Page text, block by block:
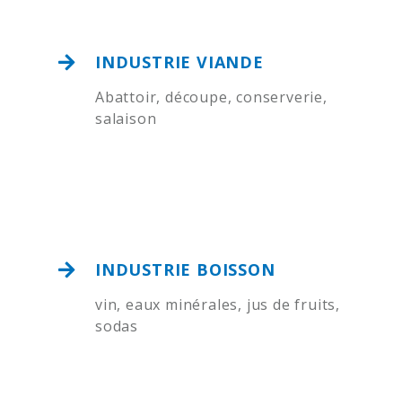
INDUSTRIE VIANDE
Abattoir, découpe, conserverie,
salaison
INDUSTRIE BOISSON
vin, eaux minérales, jus de fruits,
sodas